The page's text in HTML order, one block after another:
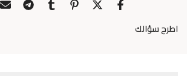
اطرح سؤالك